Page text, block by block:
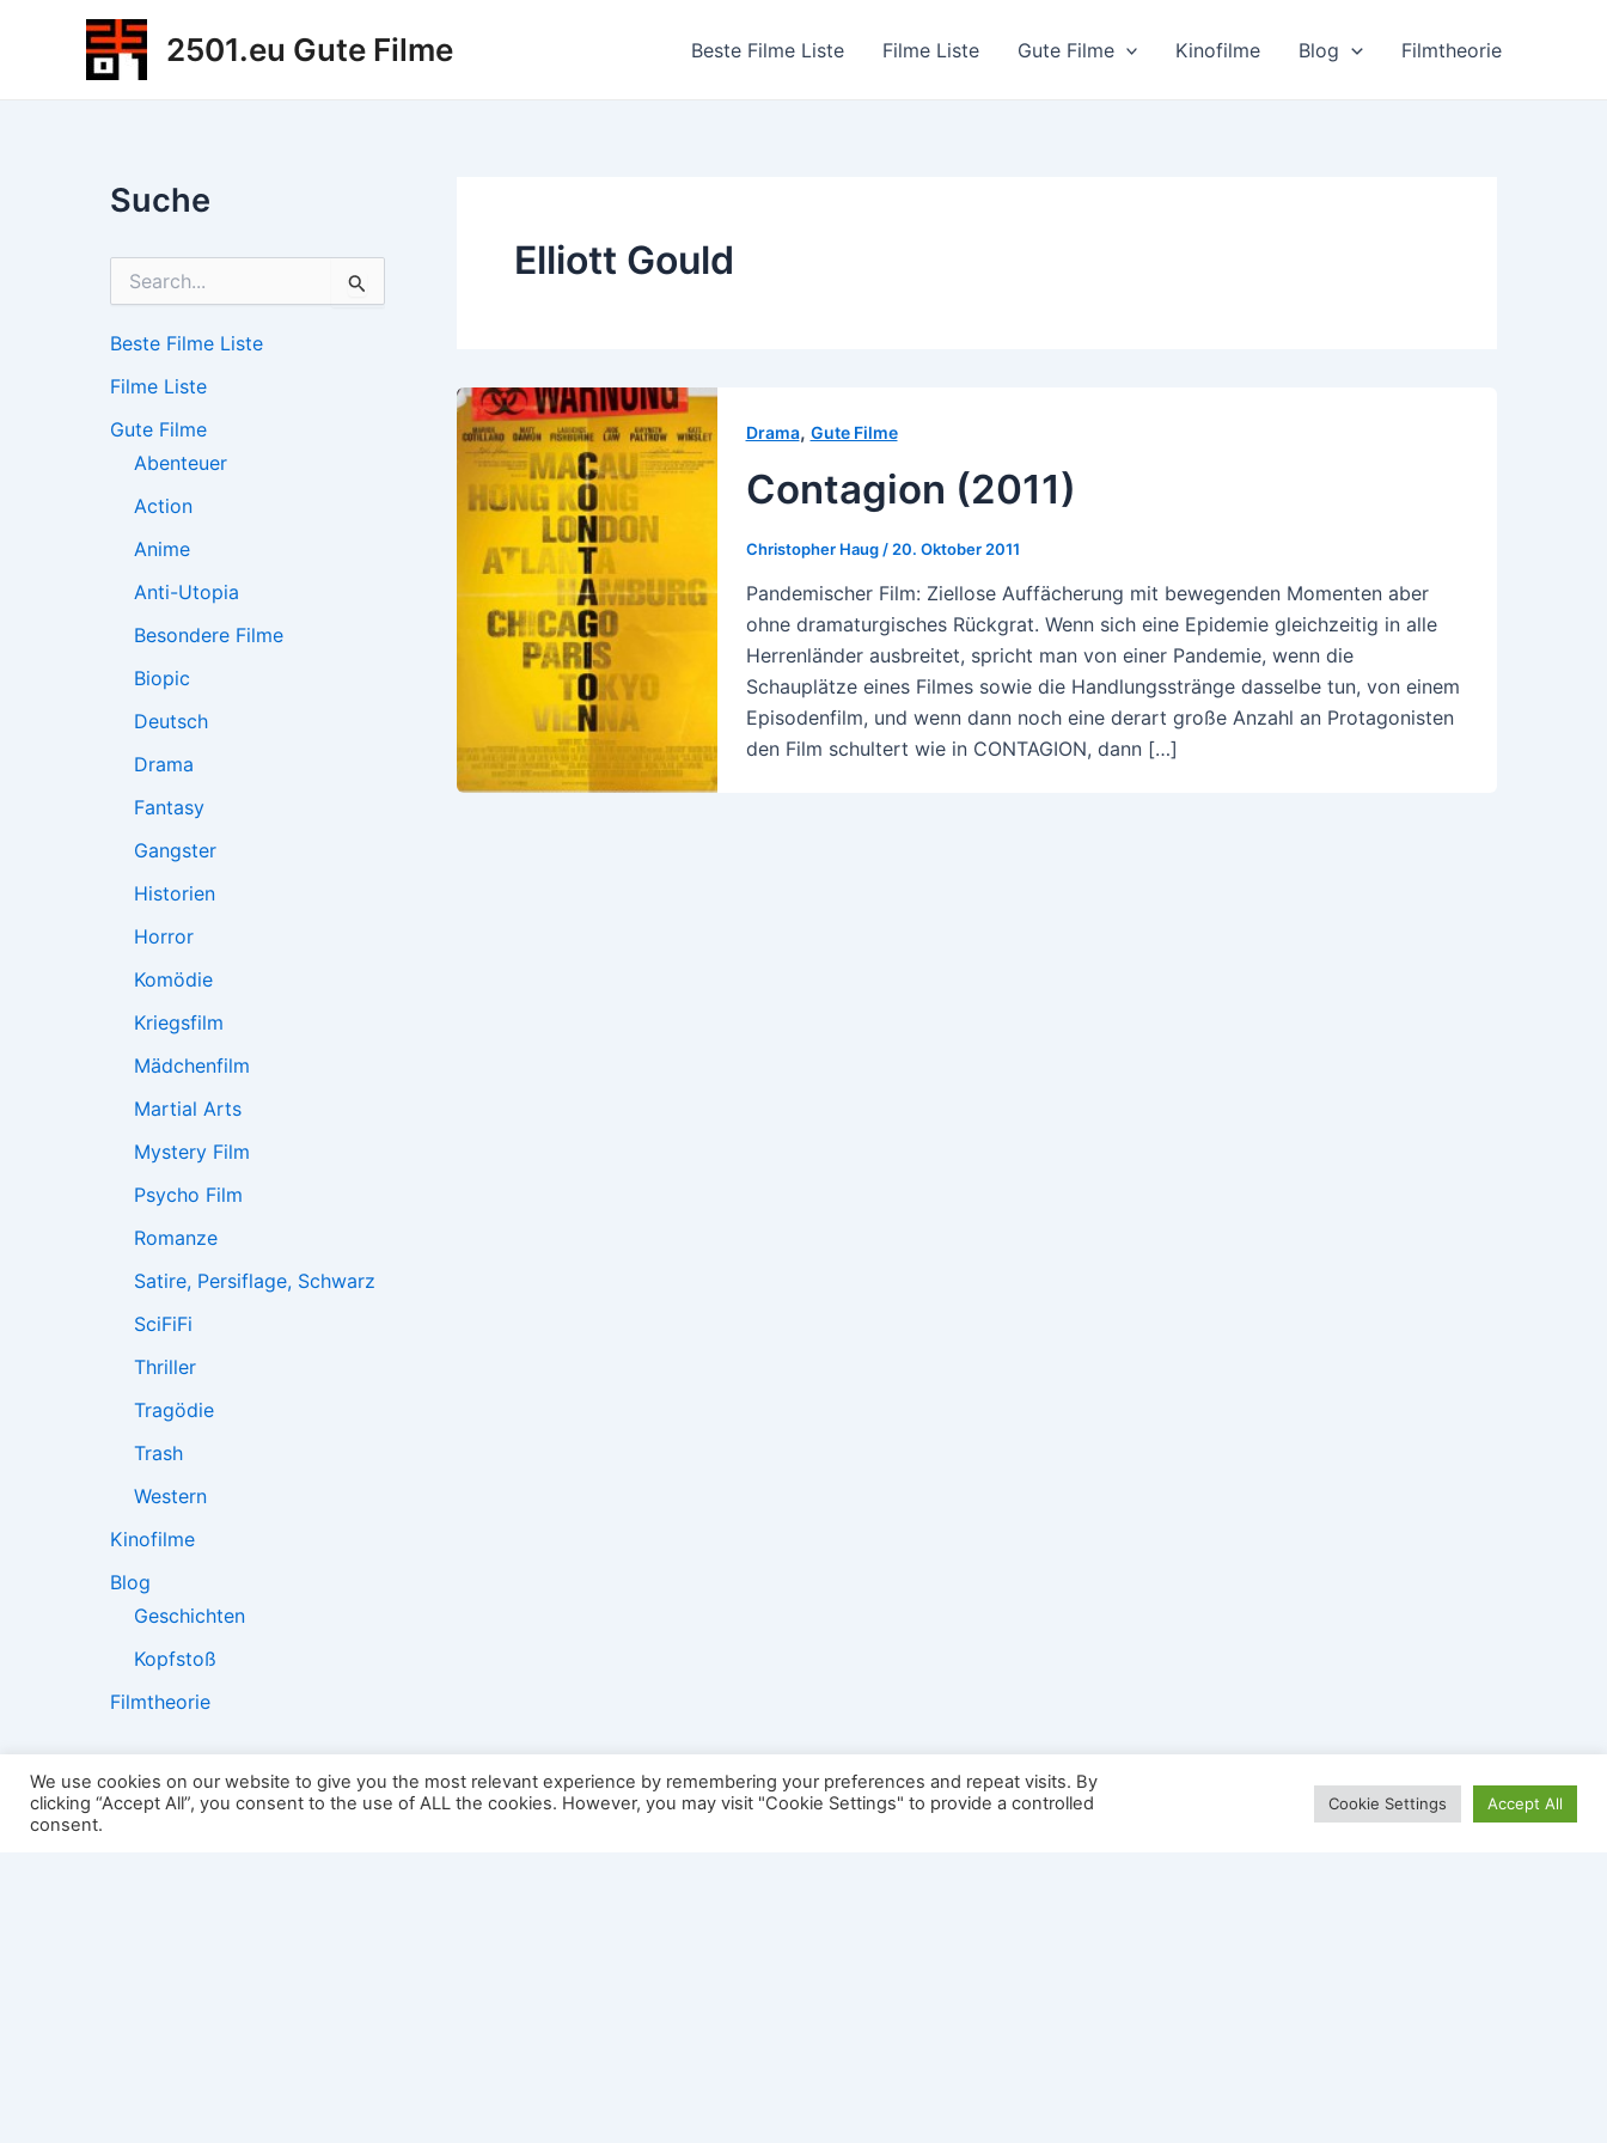
2501.eu Gute Filme Beste Filme Liste Filme Liste Gute Filme Kinofilme Blog Filmtheorie
Suche
h
n
a
Beste Filme Liste
Filme Liste
Gute Filme
Abenteuer
Action
Anime
Anti-Utopia
Besondere Filme
Biopic
Deutsch
Drama
Fantasy
Gangster
Historien
Horror
Komödie
Kriegsfilm
Mädchenfilm
Martial Arts
Mystery Film
Psycho Film
Romanze
Satire, Persiflage, Schwarz
SciFiFi
Thriller
Tragödie
Trash
Western
Kinofilme
Blog
Geschichten
Kopfstoß
Filmtheorie
Elliott Gould
Drama, Gute Filme
Contagion (2011)
Christopher Haug / 20. Oktober 2011
Pandemischer Film: Ziellose Auffächerung mit bewegenden Momenten aber
ohne dramaturgisches Rückgrat. Wenn sich eine Epidemie gleichzeitig in alle
Herrenländer ausbreitet, spricht man von einer Pandemie, wenn die
Schauplätze eines Filmes sowie die Handlungsstränge dasselbe tun, von einem
Episodenfilm, und wenn dann noch eine derart große Anzahl an Protagonisten
den Film schultert wie in CONTAGION, dann […]
2501:
We use cookies on our website to give you the most relevant experience by remembering your preferences and repeat visits. By
clicking “Accept All”, you consent to the use of ALL the cookies. However, you may visit "Cookie Settings" to provide a controlled
consent.
Cookie Settings Accept All